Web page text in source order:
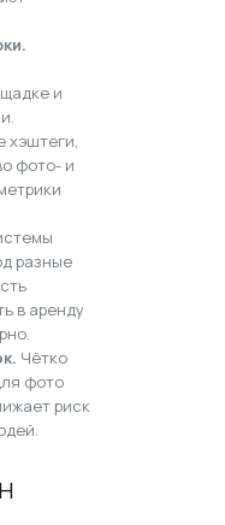
и
хэштеги,
фото- и
разные
в аренду
Чётко
фото
риск